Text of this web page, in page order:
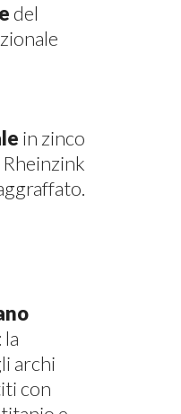
del
in zinco
la
archi
con